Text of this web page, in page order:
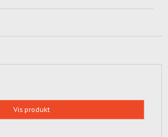
Vis produkt